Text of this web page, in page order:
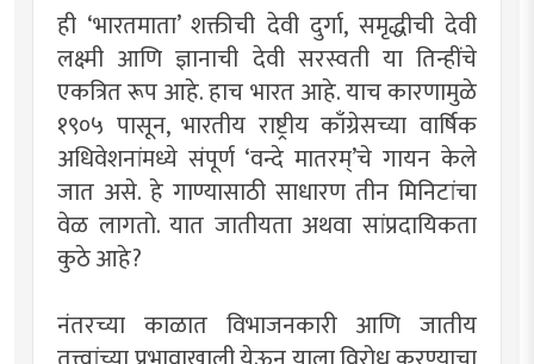
ही ‘भारतमाता’ शक्तीची देवी दुर्गा, समृद्धीची देवी
लक्ष्मी आणि ज्ञानाची देवी सरस्वती या तिन्हींचे
एकत्रित रूप आहे. हाच भारत आहे. याच कारणामुळे
१९०५ पासून, भारतीय राष्ट्रीय काँग्रेसच्या वार्षिक
अधिवेशनांमध्ये संपूर्ण ‘वन्दे मातरम्’चे गायन केले
जात असे. हे गाण्यासाठी साधारण तीन मिनिटांचा
वेळ लागतो. यात जातीयता अथवा सांप्रदायिकता
कुठे आहे?
नंतरच्या काळात विभाजनकारी आणि जातीय